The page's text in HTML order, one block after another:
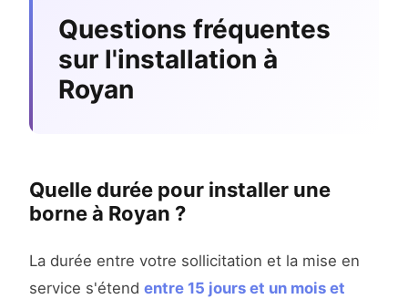
Questions fréquentes
sur l'installation à
Royan
Quelle durée pour installer une
borne à Royan ?
La durée entre votre sollicitation et la mise en
service s'étend entre 15 jours et un mois et